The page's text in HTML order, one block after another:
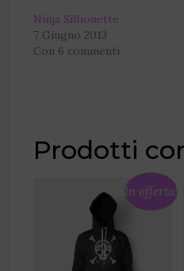
Ninja Silhouette
7 Giugno 2013
Con 6 commenti
Prodotti
In offerta!